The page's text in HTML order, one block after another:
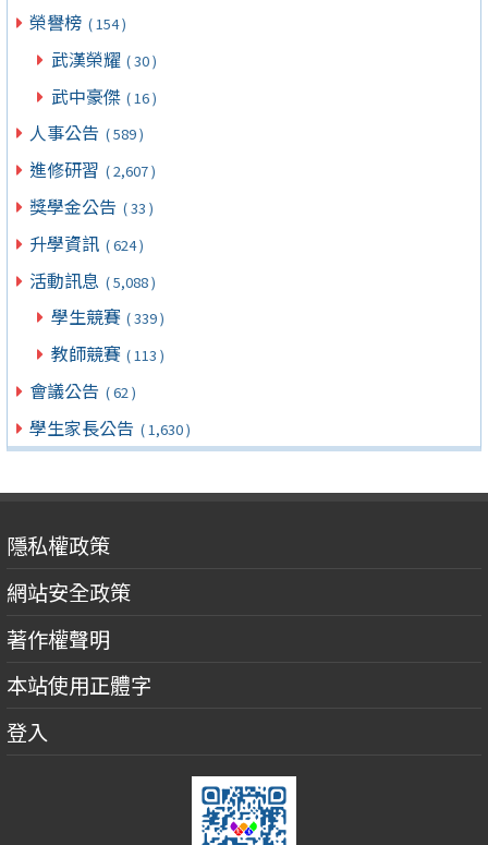
榮譽榜 ( 154 )
武漢榮耀 ( 30 )
武中豪傑 ( 16 )
人事公告 ( 589 )
進修研習 ( 2,607 )
獎學金公告 ( 33 )
升學資訊 ( 624 )
活動訊息 ( 5,088 )
學生競賽 ( 339 )
教師競賽 ( 113 )
會議公告 ( 62 )
學生家長公告 ( 1,630 )
隱私權政策
網站安全政策
著作權聲明
本站使用正體字
登入